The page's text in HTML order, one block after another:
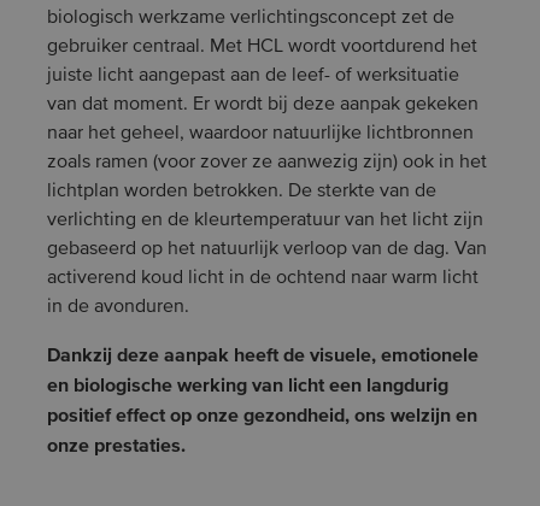
biologisch werkzame verlichtingsconcept zet de
gebruiker centraal. Met HCL wordt voortdurend het
juiste licht aangepast aan de leef- of werksituatie
van dat moment. Er wordt bij deze aanpak gekeken
naar het geheel, waardoor natuurlijke lichtbronnen
zoals ramen (voor zover ze aanwezig zijn) ook in het
lichtplan worden betrokken. De sterkte van de
verlichting en de kleurtemperatuur van het licht zijn
gebaseerd op het natuurlijk verloop van de dag. Van
activerend koud licht in de ochtend naar warm licht
in de avonduren.
Dankzij deze aanpak heeft de visuele, emotionele
en biologische werking van licht een langdurig
positief effect op onze gezondheid, ons welzijn en
onze prestaties.